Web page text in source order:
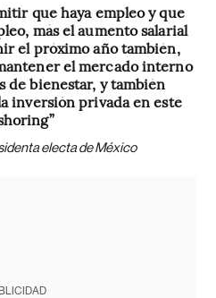
que haya empleo y que
más el aumento salarial
el próximo año también,
el mercado interno
de bienestar, y también
inversión privada en este
electa de México